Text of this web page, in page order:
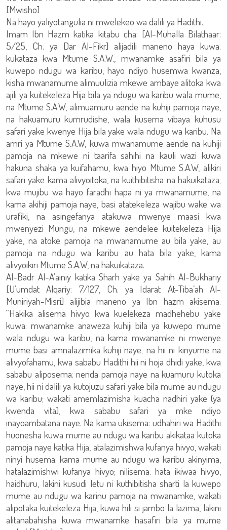
[Mwisho]
Na hayo yaliyotangulia ni mwelekeo wa dalili ya Hadithi.
Imam Ibn Hazm katika kitabu cha: [Al-Muhalla Bilathaar:
5/25, Ch. ya Dar Al-Fikr] alijadili maneno haya kuwa:
kukataza kwa Mtume S.A.W., mwanamke asafiri bila ya
kuwepo ndugu wa karibu, hayo ndiyo husemwa kwanza,
kisha mwanamume alimuulizia mkewe ambaye alitoka kwa
ajili ya kuitekeleza Hija bila ya ndugu wa karibu wala mume,
na Mtume S.A.W, alimuamuru aende na kuhiji pamoja naye,
na hakuamuru kumrudishe, wala kusema vibaya kuhusu
safari yake kwenye Hija bila yake wala ndugu wa karibu. Na
amri ya Mtume S.A.W, kuwa mwanamume aende na kuhiji
pamoja na mkewe ni taarifa sahihi na kauli wazi kuwa
hakuna shaka ya kuifahamu, kwa hiyo Mtume S.A.W, alikiri
safari yake kama alivyoitoka, na kuithibitisha na hakuikataza;
kwa mujibu wa hayo faradhi hapa ni ya mwanamume, na
kama akihiji pamoja naye, basi atatekeleza wajibu wake wa
urafiki, na asingefanya atakuwa mwenye maasi kwa
mwenyezi Mungu, na mkewe aendelee kuitekeleza Hija
yake, na atoke pamoja na mwanamume au bila yake, au
pamoja na ndugu wa karibu au hata bila yake, kama
alivyoikiri Mtume S.A.W, na hakuikataza.
Al-Badr Al-A’ainiy katika Sharh yake ya Sahih Al-Bukhariy
[U’umdat Alqariy: 7/127, Ch. ya Idarat At-Tiba’ah Al-
Muniriyah-Misri] alijibia maneno ya Ibn hazm akisema:
“Hakika alisema hivyo kwa kuelekeza madhehebu yake
kuwa: mwanamke anaweza kuhiji bila ya kuwepo mume
wala ndugu wa karibu, na kama mwanamke ni mwenye
mume basi amnalazimika kuhiji naye; na hii ni kinyume na
alivyofahamu, kwa sababu Hadithi hii ni hoja dhidi yake, kwa
sababu aliposema: nenda pamoja naye na kuamuru kutoka
naye, hii ni dalili ya kutojuzu safari yake bila mume au ndugu
wa karibu; wakati amemlazimisha kuacha nadhiri yake (ya
kwenda vita), kwa sababu safari ya mke ndiyo
inayoambatana naye. Na kama ukisema: udhahiri wa Hadithi
huonesha kuwa mume au ndugu wa karibu akikataa kutoka
pamoja naye katika Hija, atalazimishwa kufanya hivyo, wakati
ninyi husema: kama mume au ndugu wa karibu akinyima,
hatalazimishwi kufanya hivyo; nilisema: hata ikiwaa hivyo,
haidhuru, lakini kusudi letu ni kuthibitisha sharti la kuwepo
mume au ndugu wa karinu pamoja na mwanamke, wakati
alipotaka kuitekeleza Hija, kuwa hili si jambo la lazima, lakini
alitanabahisha kuwa mwanamke hasafiri bila ya mume